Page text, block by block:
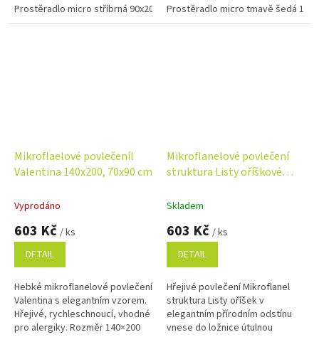
všitá guma v tunýlku, díky
které...
Prostěradlo micro stříbrná 90x200x25 cmuchycení na matraci a...
Prostěradlo micro tmavě šedá
Mikroflaelové povlečeníl
Valentina 140x200, 70x90 cm
Vyprodáno
603 Kč / ks
DETAIL
Hebké mikroflanelové povlečení
Valentina s elegantním vzorem.
Hřejivé, rychleschnoucí, vhodné
pro alergiky. Rozměr 140×200
Mikroflanelové povlečení
struktura Listy oříškové
Skladem
603 Kč / ks
DETAIL
Hřejivé povlečení Mikroflanel
struktura Listy oříšek v
elegantním přírodním odstínu
vnese do ložnice útulnou